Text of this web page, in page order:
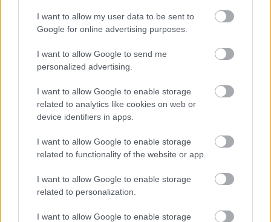
I want to allow my user data to be sent to
Google for online advertising purposes.
I want to allow Google to send me
personalized advertising.
I want to allow Google to enable storage
related to analytics like cookies on web or
device identifiers in apps.
I want to allow Google to enable storage
related to functionality of the website or app.
I want to allow Google to enable storage
related to personalization.
I want to allow Google to enable storage
Elmaradt egyelőre az albérletpiaci roham - mennyibe
kerülnek most a kiadó lakások?